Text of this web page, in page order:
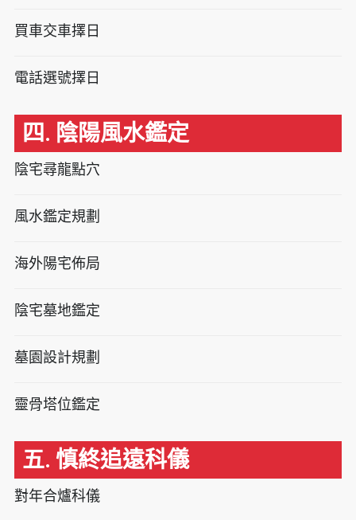
買車交車擇日
電話選號擇日
四. 陰陽風水鑑定
陰宅尋龍點穴
風水鑑定規劃
海外陽宅佈局
陰宅墓地鑑定
墓園設計規劃
靈骨塔位鑑定
五. 慎終追遠科儀
對年合爐科儀